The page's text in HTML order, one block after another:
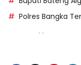
Polres Bangka